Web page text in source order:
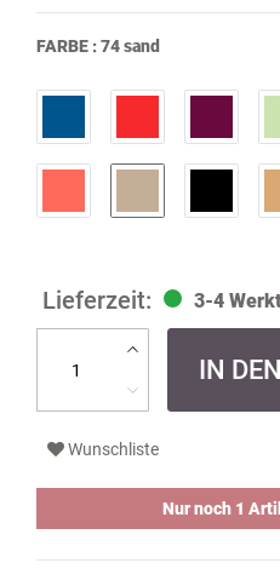
FARBE :74 sand
3-4
IN
Wunschliste
Nur noch 1